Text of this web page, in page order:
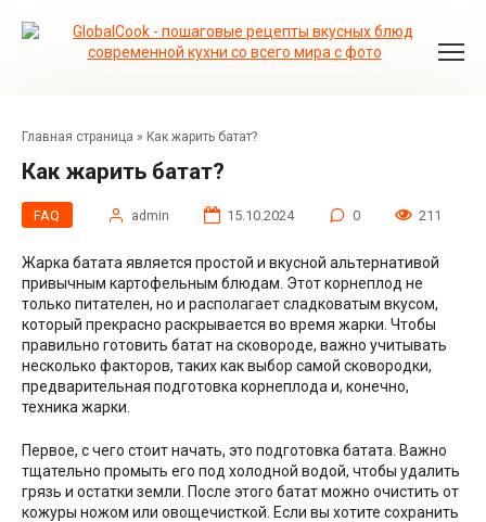
Главная страница » Как жарить батат?
Как жарить батат?
FAQ admin 15.10.2024 0 211
Жарка батата является простой и вкусной альтернативой
привычным картофельным блюдам. Этот корнеплод не
только питателен, но и располагает сладковатым вкусом,
который прекрасно раскрывается во время жарки. Чтобы
правильно готовить батат на сковороде, важно учитывать
несколько факторов, таких как выбор самой сковородки,
предварительная подготовка корнеплода и, конечно,
техника жарки.
Первое, с чего стоит начать, это подготовка батата. Важно
тщательно промыть его под холодной водой, чтобы удалить
грязь и остатки земли. После этого батат можно очистить от
кожуры ножом или овощечисткой. Если вы хотите сохранить